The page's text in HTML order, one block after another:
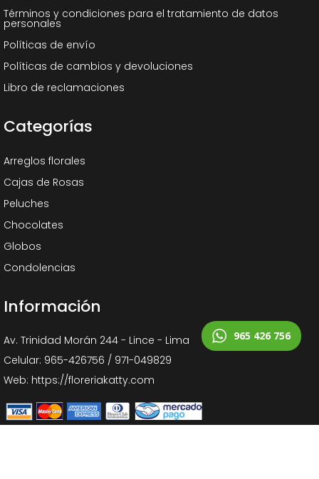
Términos y condiciones para el tratamiento de datos
personales
Políticas de envío
Políticas de cambios y devoluciones
Libro de reclamaciones
Categorías
Arreglos florales
Cajas de Rosas
Peluches
Chocolates
Globos
Condolencias
Información
Av. Trinidad Morán 244 - Lince - Lima
Celular: 965-426756 / 971-049829
Web: https://floreriakatty.com
965 426 756